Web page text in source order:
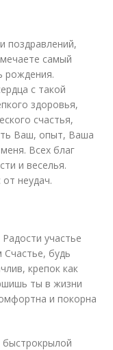
поздравлений,
самый
рождения.
с такой
здоровья,
счастья,
Ваш, опыт, Ваша
Всех благ
и веселья.
неудач.
участье
будь
крепок как
ты в жизни
и покорна